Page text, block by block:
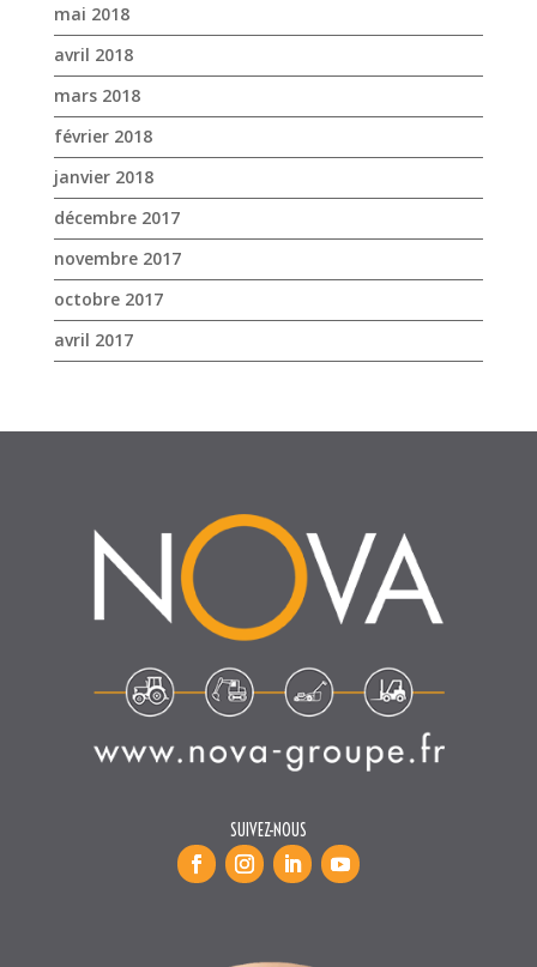
mai 2018
avril 2018
mars 2018
février 2018
janvier 2018
décembre 2017
novembre 2017
octobre 2017
avril 2017
SUIVEZ-NOUS